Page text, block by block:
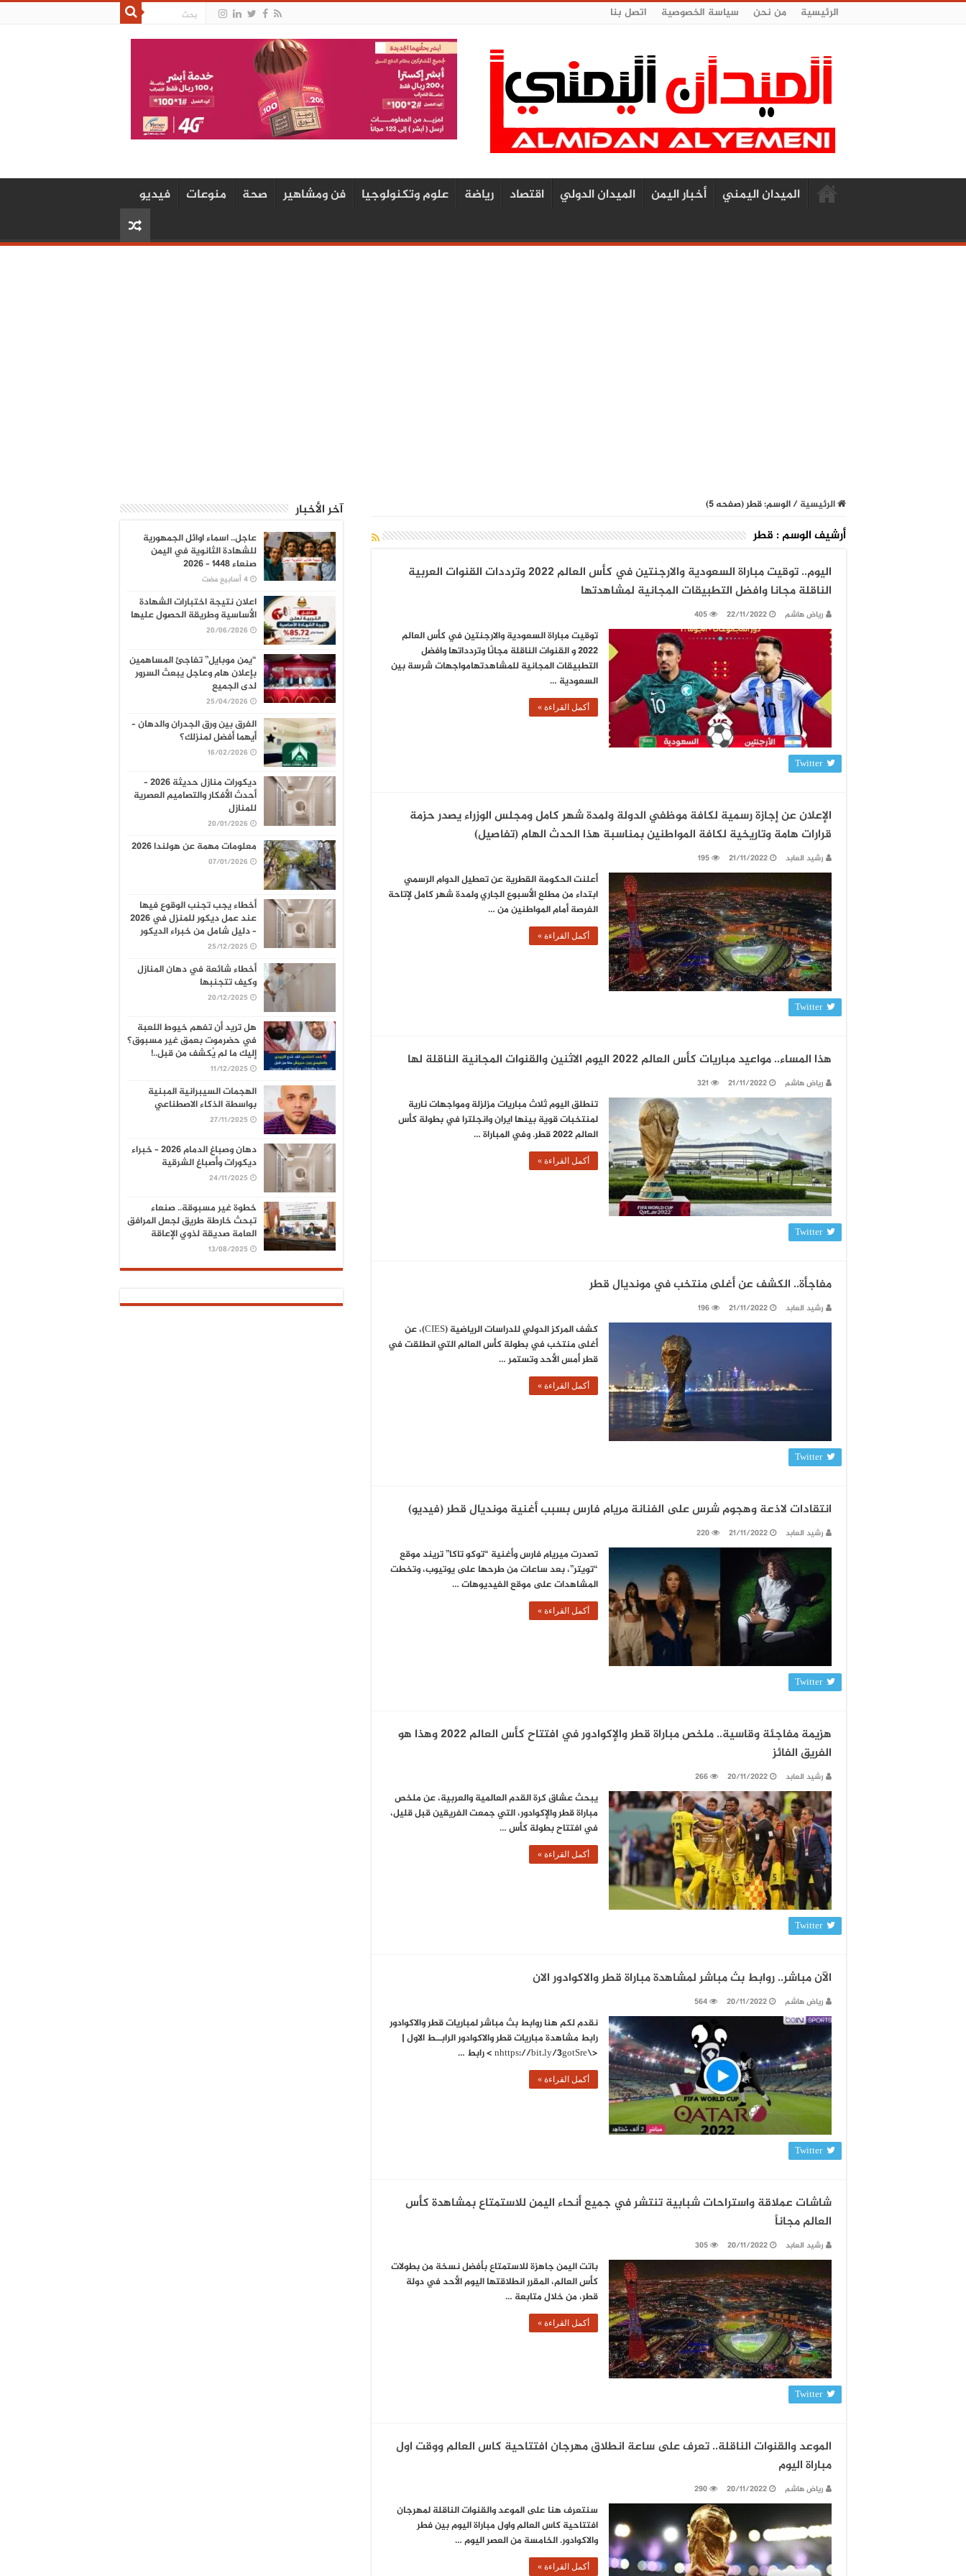
الرئيسية من نحن سياسة الخصوصية اتصل بنا
الميدان اليمني أخبار اليمن الميدان الدولي اقتصاد رياضة علوم وتكنولوجيا فن ومشاهير صحة منوعات فيديو
الرئيسية/الوسم:قطر(صفحه 5)
أرشيف الوسم : قطر
اليوم.. توقيت مباراة السعودية والارجنتين في كأس العالم 2022 وترددات القنوات العربية
الناقلة مجانا وافضل التطبيقات المجانية لمشاهدتها
رياض هاشم 22/11/2022
405
توقيت مباراة السعودية والارجنتين في كأس العالم
2022 و القنوات الناقلة مجانًا وتردداتها وافضل
التطبيقات المجانية للمشاهدتهامواجهات شرسة بين
السعودية …
أكمل القراءة »
Twitter
الإعلان عن إجازة رسمية لكافة موظفي الدولة ولمدة شهر كامل ومجلس الوزراء يصدر حزمة
قرارات هامة وتاريخية لكافة المواطنين بمناسبة هذا الحدث الهام (تفاصيل)
رشيد العابد 21/11/2022
195
أعلنت الحكومة القطرية عن تعطيل الدوام الرسمي
ابتداء من مطلع الأسبوع الجاري ولمدة شهر كامل لإتاحة
الفرصة أمام المواطنين من …
أكمل القراءة »
Twitter
هذا المساء.. مواعيد مباريات كأس العالم 2022 اليوم الاثنين والقنوات المجانية الناقلة لها
رياض هاشم 21/11/2022
321
تنطلق اليوم ثلاث مباريات مزلزلة ومواجهات نارية
لمنتخبات قوية بينها ايران وانجلترا في بطولة كأس
العالم 2022 قطر. وفي المباراة …
أكمل القراءة »
Twitter
مفاجأة.. الكشف عن أغلى منتخب في مونديال قطر
رشيد العابد 21/11/2022
196
كشف المركز الدولي للدراسات الرياضية (CIES)، عن
أغلى منتخب في بطولة كأس العالم التي انطلقت في
قطر أمس الأحد وتستمر …
أكمل القراءة »
Twitter
انتقادات لاذعة وهجوم شرس على الفنانة مريام فارس بسبب أغنية مونديال قطر (فيديو)
رشيد العابد 21/11/2022
220
تصدرت ميريام فارس وأغنية “توكو تاكا” تريند موقع
“تويتر”، بعد ساعات من طرحها على يوتيوب، وتخطت
المشاهدات على موقع الفيديوهات …
أكمل القراءة »
Twitter
هزيمة مفاجئة وقاسية.. ملخص مباراة قطر والإكوادور في افتتاح كأس العالم 2022 وهذا هو
الفريق الفائز
رشيد العابد 20/11/2022
266
يبحث عشاق كرة القدم العالمية والعربية، عن ملخص
مباراة قطر والإكوادور، التي جمعت الفريقين قبل قليل،
في افتتاح بطولة كأس …
أكمل القراءة »
Twitter
الآن مباشر.. روابط بث مباشر لمشاهدة مباراة قطر والاكوادور الان
رياض هاشم 20/11/2022
564
نقدم لكم هنا روابط بث مباشر لمباريات قطر والاكوادور
رابط مشاهدة مباريات قطر والاكوادور الرابــط الاول |
<\nhttps://bit.ly/3gotSre > رابط …
أكمل القراءة »
Twitter
شاشات عملاقة واستراحات شبابية تنتشر في جميع أنحاء اليمن للاستمتاع بمشاهدة كأس
العالم مجاناً
رشيد العابد 20/11/2022
305
باتت اليمن جاهزة للاستمتاع بأفضل نسخة من بطولات
كأس العالم، المقرر انطلاقتها اليوم الأحد في دولة
قطر، من خلال متابعة …
أكمل القراءة »
Twitter
الموعد والقنوات الناقلة.. تعرف على ساعة انطلاق مهرجان افتتاحية كاس العالم ووقت اول
مباراة اليوم
رياض هاشم 20/11/2022
290
سنتعرف هنا على الموعد والقنوات الناقلة لمهرجان
افتتاحية كاس العالم واول مباراة اليوم بين فطر
والاكوادور. الخامسة من العصر اليوم …
أكمل القراءة »
آخر الأخبار
عاجل.. اسماء اوائل الجمهورية
للشهادة الثانوية في اليمن
صنعاء 1448 – 2026
اعلان نتيجة اختبارات الشهادة
الأساسية وطريقة الحصول عليها
20/06/2026
“يمن موبايل” تفاجئ المساهمين
بإعلان هام وعاجل يبعث السرور
لدى الجميع
25/04/2026
الفرق بين ورق الجدران والدهان –
أيهما أفضل لمنزلك؟
16/02/2026
ديكورات منازل حديثة 2026 –
أحدث الأفكار والتصاميم العصرية
للمنازل
20/01/2026
معلومات مهمة عن هولندا 2026
07/01/2026
أخطاء يجب تجنب الوقوع فيها
عند عمل ديكور للمنزل في 2026
– دليل شامل من خبراء الديكور
25/12/2025
أخطاء شائعة في دهان المنازل
وكيف تتجنبها
20/12/2025
هل تريد أن تفهم خيوط اللعبة
في حضرموت بعمق غير مسبوق؟
إليك ما لم يُكشف من قبل..!
11/12/2025
الهجمات السيبرانية المبنية
بواسطة الذكاء الاصطناعي
27/11/2025
دهان وصباغ الدمام 2026 – خبراء
ديكورات وأصباغ الشرقية
24/11/2025
خطوة غير مسبوقة.. صنعاء
تبحث خارطة طريق لجعل المرافق
العامة صديقة لذوي الإعاقة
13/08/2025